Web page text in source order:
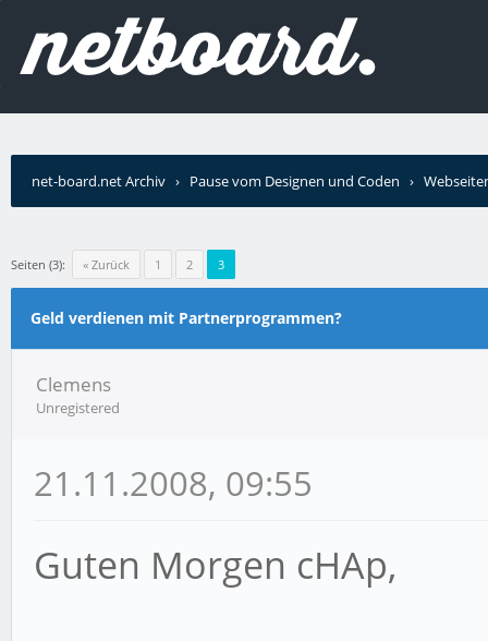
net-board.net Archiv › Pause vom Designen und Coden ›
Seiten (3): « Zurück 1 2 3
Geld verdienen mit Partnerprogrammen?
Clemens
Unregistered
21.11.2008, 09:55
Guten Morgen cHAp,